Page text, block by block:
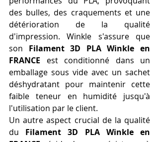
des bulles, des craquements et une
détérioration de la qualité
d'impression. Winkle s'assure que
son Filament 3D PLA Winkle en
FRANCE est conditionné dans un
emballage sous vide avec un sachet
déshydratant pour maintenir cette
faible teneur en humidité jusqu'à
l'utilisation par le client.
Un autre aspect crucial de la qualité
du Filament 3D PLA Winkle en